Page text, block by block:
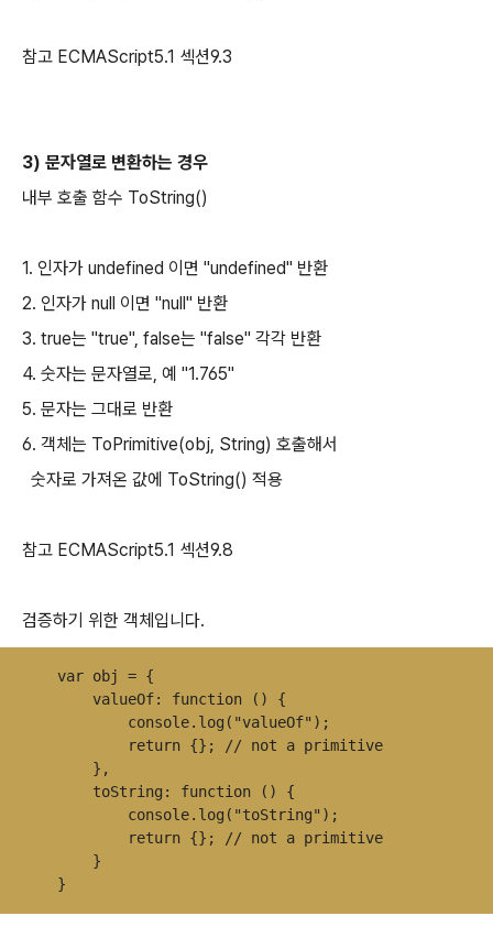
참고 ECMAScript5.1 섹션9.3
3) 문자열로 변환하는 경우
내부 호출 함수 ToString()
1. 인자가 undefined 이면 "undefined" 반환
2. 인자가 null 이면 "null" 반환
3. true는 "true", false는 "false" 각각 반환
4. 숫자는 문자열로, 예 "1.765"
5. 문자는 그대로 반환
6. 객체는 ToPrimitive(obj, String) 호출해서
숫자로 가져온 값에 ToString() 적용
참고 ECMAScript5.1 섹션9.8
검증하기 위한 객체입니다.
    var obj = {
        valueOf: function () {
            console.log("valueOf");
            return {}; // not a primitive
        },
        toString: function () {
            console.log("toString");
            return {}; // not a primitive
        }
    }